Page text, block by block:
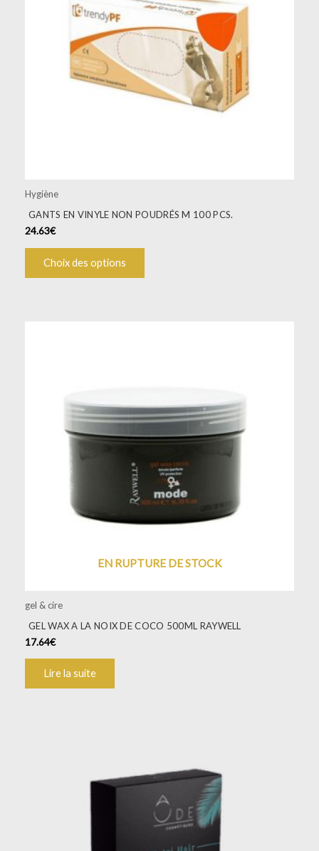
Hygiène
GANTS EN VINYLE NON POUDRÉS M 100 PCS.
24.63€
Choix des options
Les
peuvent
choisies
sur
EN RUPTURE DE STOCK
gel & cire
GEL WAX A LA NOIX DE COCO 500ML RAYWELL
17.64€
Lire la suite